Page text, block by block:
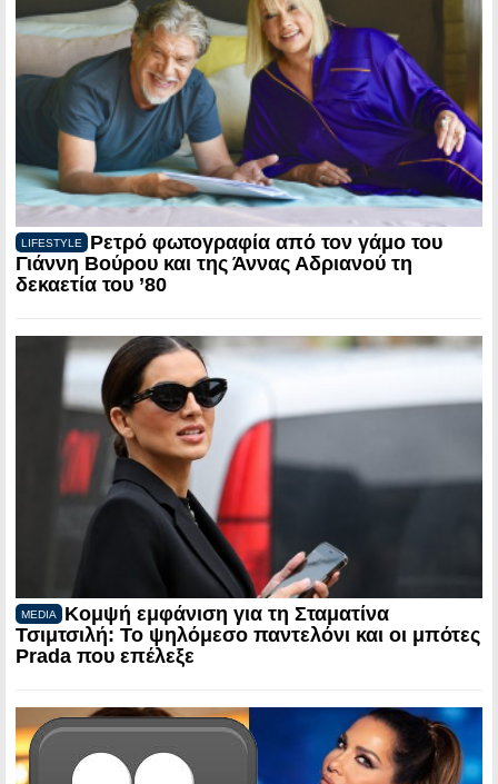
LIFESTYLE
Ρετρό φωτογραφία από τον γάμο του
Γιάννη Βούρου και της Άννας Αδριανού τη
δεκαετία του ’80
MEDIA
Κομψή εμφάνιση για τη Σταματίνα
Τσιμτσιλή: Το ψηλόμεσο παντελόνι και οι μπότες
Prada που επέλεξε